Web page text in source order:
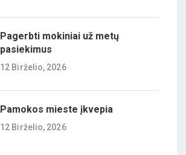
Pagerbti mokiniai už metų
pasiekimus
12 Birželio, 2026
Pamokos mieste įkvepia
12 Birželio, 2026